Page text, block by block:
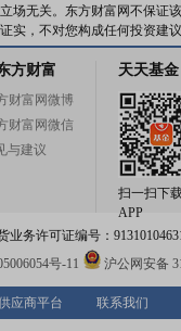
场无关。东方财富网不保
，不对您构成任何投资建
方财富
财富网微博
财富网微信
与建议
天天基金
扫一扫下
APP
务许可证编号：
号-11 沪公网安备
应商平台 联系我们